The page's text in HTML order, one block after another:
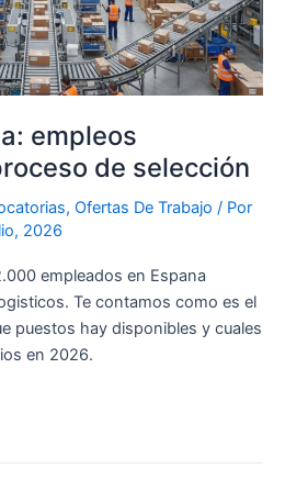
empleos
de selección
, Ofertas De Trabajo / Por
2026
empleados en Espana
Te contamos como es el
puestos hay disponibles y cuales
en 2026.